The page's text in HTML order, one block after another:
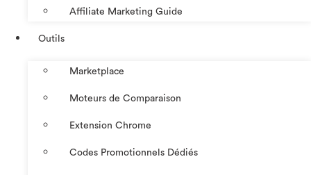
Affiliate Marketing Guide
Outils
Marketplace
Moteurs de Comparaison
Extension Chrome
Codes Promotionnels Dédiés